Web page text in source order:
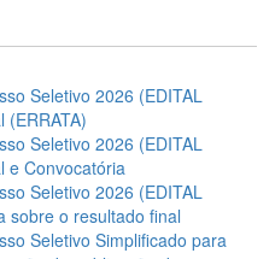
Seletivo 2026 (EDITAL
Seletivo 2026 (EDITAL
e Convocatória
Seletivo 2026 (EDITAL
sobre o resultado final
Seletivo Simplificado para